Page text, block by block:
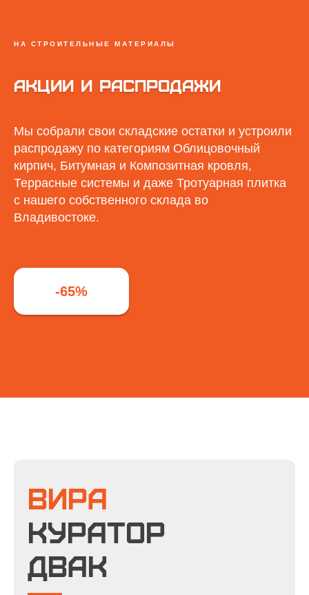
НА СТРОИТЕЛЬНЫЕ МАТЕРИАЛЫ
АКЦИИ И РАСПРОДАЖИ
Мы собрали свои складские остатки и устроили
распродажу по категориям Облицовочный
кирпич, Битумная и Композитная кровля,
Террасные системы и даже Тротуарная плитка
с нашего собственного склада во
Владивостоке.
-65%
ВИРА
куратор
двак